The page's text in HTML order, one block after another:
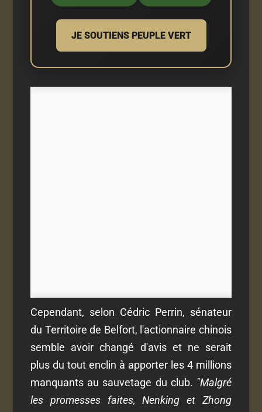
JE SOUTIENS PEUPLE VERT
Cependant, selon Cédric Perrin, sénateur
du Territoire de Belfort, l'actionnaire chinois
semble avoir changé d'avis et ne serait
plus du tout enclin à apporter les 4 millions
manquants au sauvetage du club. "Malgré
les promesses faites, Nenking et Zhong